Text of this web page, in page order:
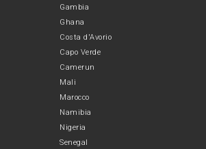
Gambia
Ghana
Costa d'Avorio
Capo Verde
Camerun
Mali
Marocco
Namibia
Nigeria
Senegal